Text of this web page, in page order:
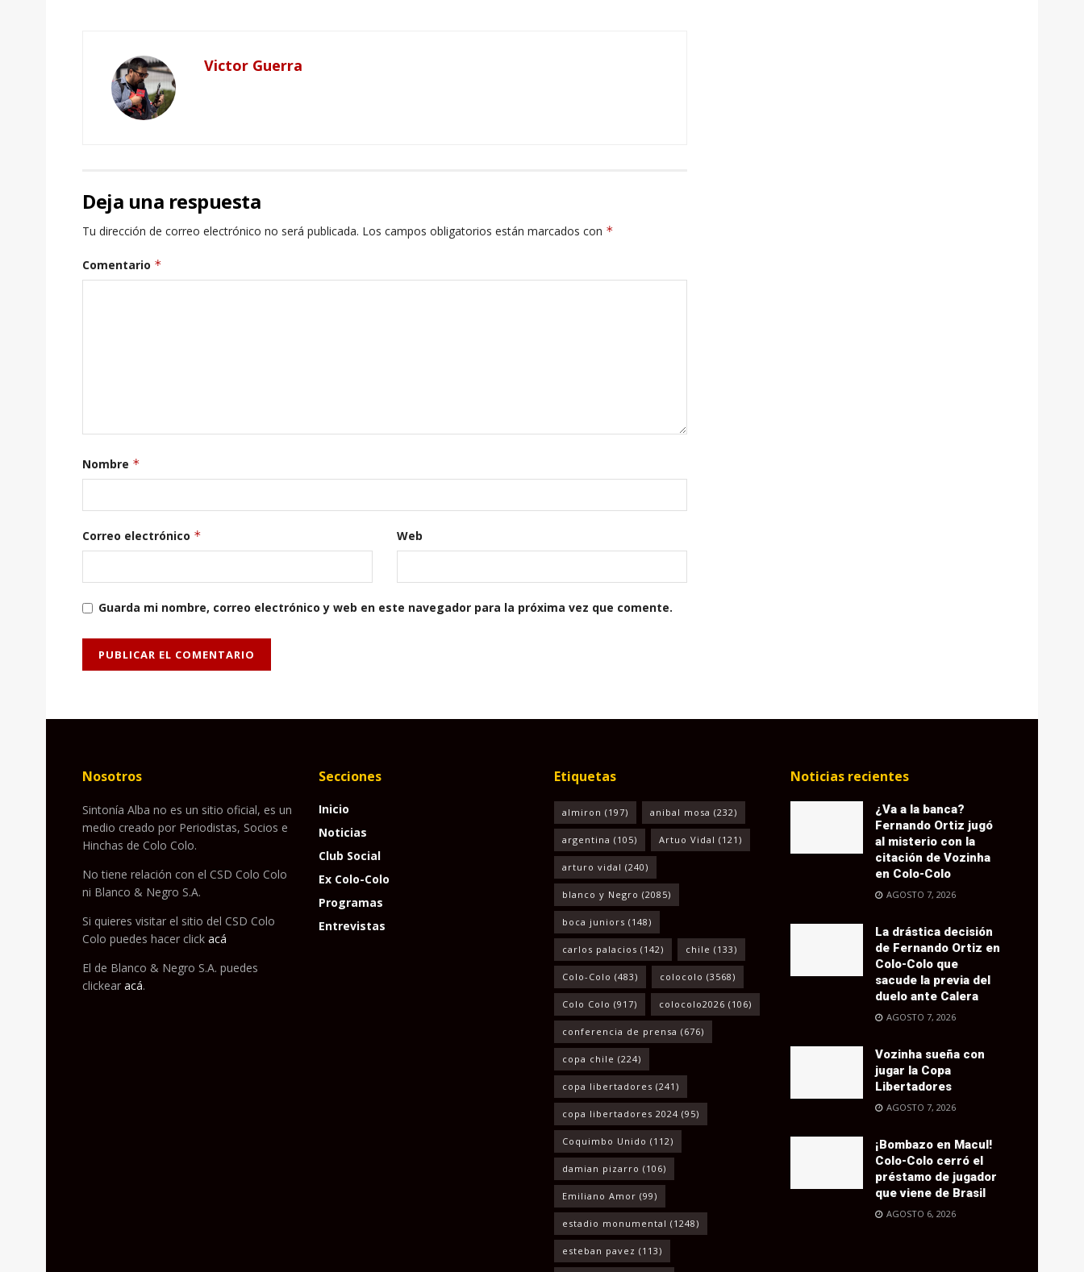
Victor Guerra
Deja una respuesta
Tu dirección de correo electrónico no será publicada. Los campos obligatorios están marcados con *
Comentario *
Nombre *
Correo electrónico * Web
Guarda mi nombre, correo electrónico y web en este navegador para la próxima vez que comente.
Nosotros
Sintonía Alba no es un sitio oficial, es un
medio creado por Periodistas, Socios e
Hinchas de Colo Colo.
No tiene relación con el CSD Colo Colo
ni Blanco & Negro S.A.
Si quieres visitar el sitio del CSD Colo
Colo puedes hacer click acá
El de Blanco & Negro S.A. puedes
clickear acá.
Secciones
Inicio
Noticias
Club Social
Ex Colo-Colo
Programas
Entrevistas
Etiquetas
almiron (197) anibal mosa (232)
argentina (105) Artuo Vidal (121)
arturo vidal (240)
blanco y Negro (2085)
boca juniors (148)
carlos palacios (142) chile (133)
Colo-Colo (483) colocolo (3568)
Colo Colo (917) colocolo2026 (106)
conferencia de prensa (676)
copa chile (224)
copa libertadores (241)
copa libertadores 2024 (95)
Coquimbo Unido (112)
damian pizarro (106)
Emiliano Amor (99)
estadio monumental (1248)
esteban pavez (113)
Noticias recientes
¿Va a la banca?
Fernando Ortiz jugó
al misterio con la
citación de Vozinha
en Colo-Colo
AGOSTO 7, 2026
La drástica decisión
de Fernando Ortiz en
Colo-Colo que
sacude la previa del
duelo ante Calera
AGOSTO 7, 2026
Vozinha sueña con
jugar la Copa
Libertadores
AGOSTO 7, 2026
¡Bombazo en Macul!
Colo-Colo cerró el
préstamo de jugador
que viene de Brasil
AGOSTO 6, 2026